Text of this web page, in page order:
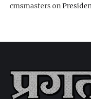
cmsmasterson